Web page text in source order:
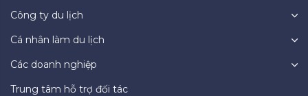
Công ty du lịch
Cá nhân làm du lịch
Các doanh nghiệp
Trung tâm hỗ trợ đối tác